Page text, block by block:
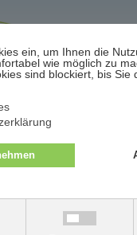
Termin/
persönlichen Daten ist
Ihre
auf Grundlage der